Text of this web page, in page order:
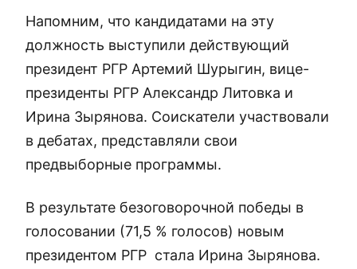
Напомним, что кандидатами на эту
должность выступили действующий
президент РГР Артемий Шурыгин, вице-
президенты РГР Александр Литовка и
Ирина Зырянова. Соискатели участвовали
в дебатах, представляли свои
предвыборные программы.
В результате безоговорочной победы в
голосовании (71,5 % голосов) новым
президентом РГР стала Ирина Зырянова.